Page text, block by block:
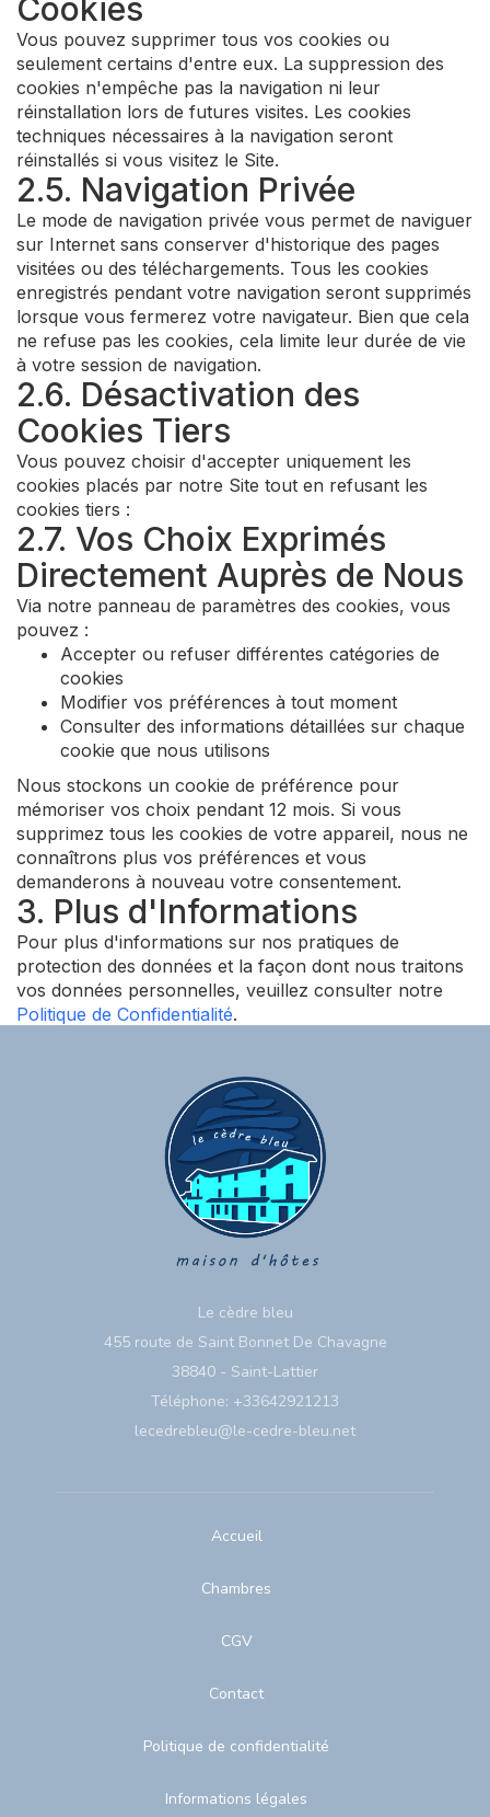
Cookies
Vous pouvez supprimer tous vos cookies ou
seulement certains d'entre eux. La suppression des
cookies n'empêche pas la navigation ni leur
réinstallation lors de futures visites. Les cookies
techniques nécessaires à la navigation seront
réinstallés si vous visitez le Site.
2.5. Navigation Privée
Le mode de navigation privée vous permet de naviguer
sur Internet sans conserver d'historique des pages
visitées ou des téléchargements. Tous les cookies
enregistrés pendant votre navigation seront supprimés
lorsque vous fermerez votre navigateur. Bien que cela
ne refuse pas les cookies, cela limite leur durée de vie
à votre session de navigation.
2.6. Désactivation des
Cookies Tiers
Vous pouvez choisir d'accepter uniquement les
cookies placés par notre Site tout en refusant les
cookies tiers :
2.7. Vos Choix Exprimés
Directement Auprès de Nous
Via notre panneau de paramètres des cookies, vous
pouvez :
Accepter ou refuser différentes catégories de
cookies
Modifier vos préférences à tout moment
Consulter des informations détaillées sur chaque
cookie que nous utilisons
Nous stockons un cookie de préférence pour
mémoriser vos choix pendant 12 mois. Si vous
supprimez tous les cookies de votre appareil, nous ne
connaîtrons plus vos préférences et vous
demanderons à nouveau votre consentement.
3. Plus d'Informations
Pour plus d'informations sur nos pratiques de
protection des données et la façon dont nous traitons
vos données personnelles, veuillez consulter notre
Politique de Confidentialité.
Le cèdre bleu
455 route de Saint Bonnet De Chavagne
38840 - Saint-Lattier
Téléphone: +33642921213
lecedrebleu@le-cedre-bleu.net
Accueil
Chambres
CGV
Contact
Politique de confidentialité
Informations légales